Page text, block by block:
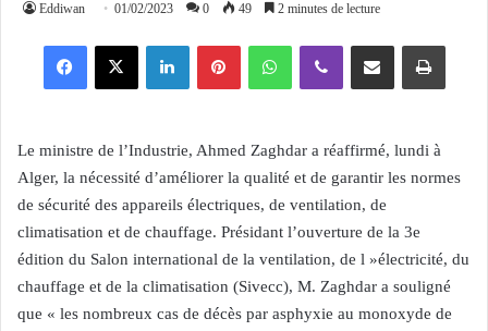
Eddiwan 01/02/2023 0 49 2 minutes de lecture
Facebook X Linkedin Pinterest WhatsApp Viber Partager par email Imprimer
Le ministre de l’Industrie, Ahmed Zaghdar a réaffirmé, lundi à
Alger, la nécessité d’améliorer la qualité et de garantir les normes
de sécurité des appareils électriques, de ventilation, de
climatisation et de chauffage. Présidant l’ouverture de la 3e
édition du Salon international de la ventilation, de l »électricité, du
chauffage et de la climatisation (Sivecc), M. Zaghdar a souligné
que « les nombreux cas de décès par asphyxie au monoxyde de